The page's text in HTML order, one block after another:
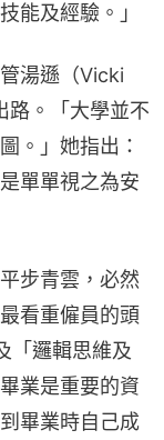
能及經驗。」
湯遜（Vicki
路。「大學並不
。」她指出：
單單視之為安
步青雲，必然
看重僱員的頭
「邏輯思維及
業是重要的資
畢業時自己成